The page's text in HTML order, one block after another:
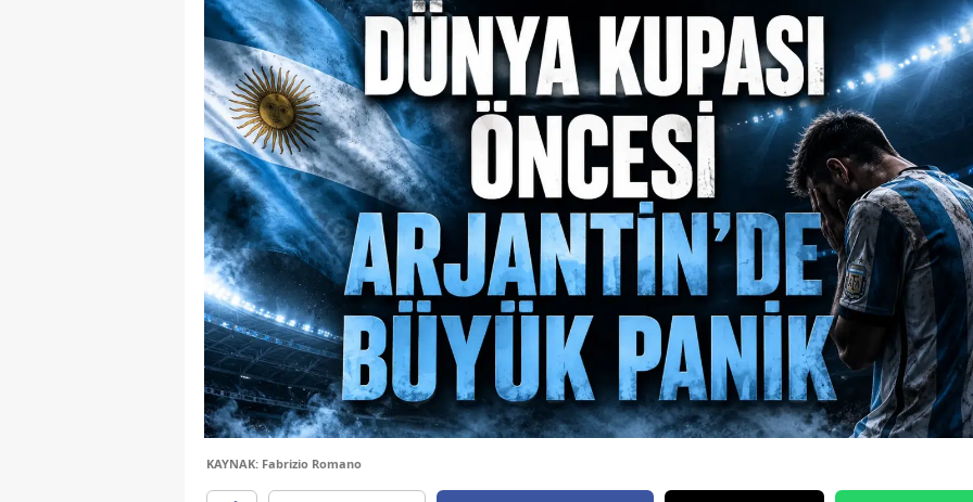
KAYNAK: Fabrizio Romano